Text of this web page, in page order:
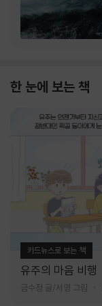
한 눈에 보는 책
카드뉴스로 보는 책
유주의 마음 비행
금수정 글/서영 그림